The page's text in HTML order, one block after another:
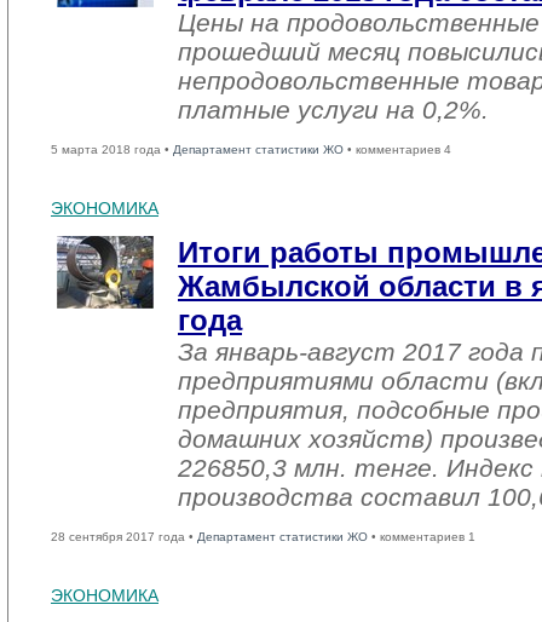
Цены на
прошедший месяц
непродовольственные
платные услуги на 0,2%.
5 марта 2018 года • Департамент статистики ЖО • комментариев 4
ЭКОНОМИКА
Итоги работы
Жамбылской области в
года
За январь-август 2017
предприятиями области
предприятия, подсобные
домашних хозяйств)
226850,3 млн. тенге.
производства составил
28 сентября 2017 года • Департамент статистики ЖО • комментариев 1
ЭКОНОМИКА